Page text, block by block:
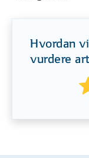
Hvordan
vurdere